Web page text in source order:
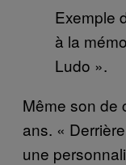
Exemple
à la
Ludo ».
Même son de
ans. «
une